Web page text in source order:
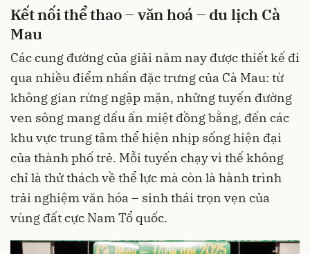
Kết nối thể thao – văn hoá – du lịch Cà
Mau
Các cung đường của giải năm nay được thiết kế đi
qua nhiều điểm nhấn đặc trưng của Cà Mau: từ
không gian rừng ngập mặn, những tuyến đường
ven sông mang dấu ấn miệt đồng bằng, đến các
khu vực trung tâm thể hiện nhịp sống hiện đại
của thành phố trẻ. Mỗi tuyến chạy vì thế không
chỉ là thử thách về thể lực mà còn là hành trình
trải nghiệm văn hóa – sinh thái trọn vẹn của
vùng đất cực Nam Tổ quốc.